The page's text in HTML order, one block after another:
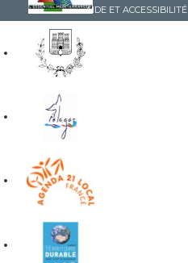
AIDE ET ACCESSIBILITÉ